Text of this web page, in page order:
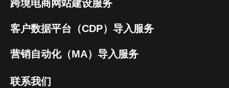
跨境电商网站建设服务
客户数据平台（CDP）导入服务
营销自动化（MA）导入服务
联系我们